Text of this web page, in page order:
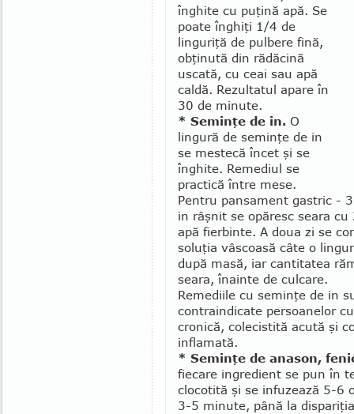
înghite cu puţină apă. Se
poate înghiţi 1/4 de
linguriţă de pulbere fină,
obţinută din rădăcină
uscată, cu ceai sau apă
caldă. Rezultatul apare în
30 de minute.
* Seminţe de in. O
lingură de se­minţe de in
se mestecă încet şi se
înghi­te. Remediul se
practică între mese.
Pentru pansament gastric -
in râşnit se opă­resc seara
apă fierbinte. A doua zi se
soluţia vâs­coasă câte o
după masă, iar cantitatea
seara, înainte de culcare.
Remediile cu seminţe de in
contraindicate persoanelor
cronică, colecistită acută şi
inflamată.
* Seminţe de anason,
fiecare ingredient se pun în
clocotită şi se infu­zează 5-6
3-5 minute, până la